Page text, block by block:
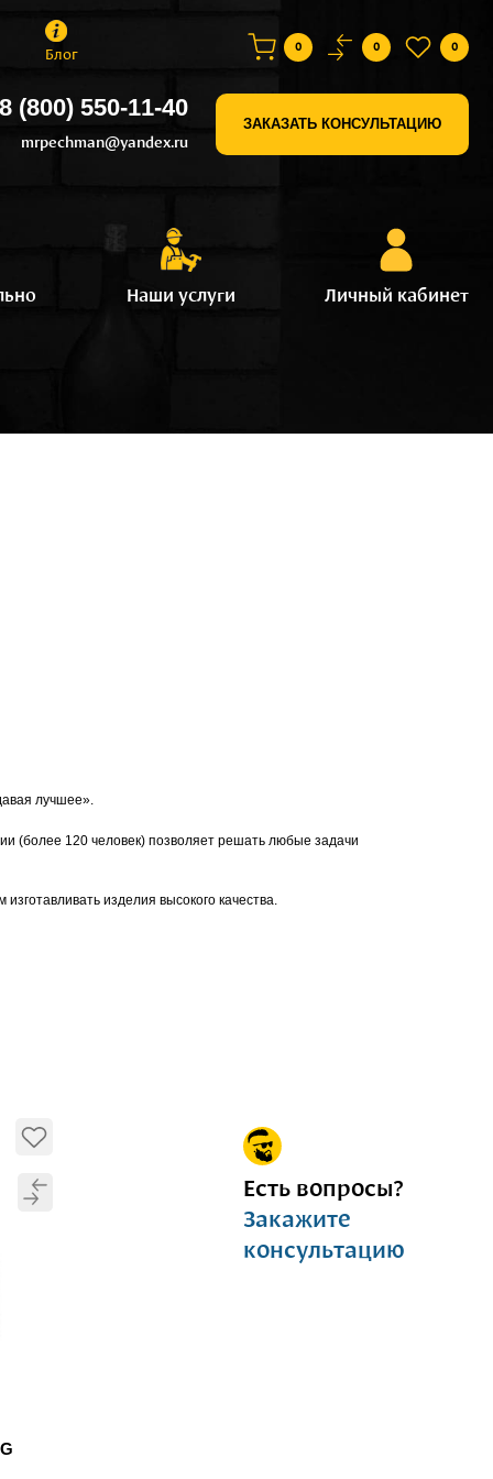
Блог 0 0 0
8 (800) 550-11-40
mrpechman@yandex.ru
ЗАКАЗАТЬ КОНСУЛЬТАЦИЮ
Наши услуги Личный кабинет
лучшее».
(более 120 человек) позволяет решать любые задачи
изделия высокого качества.
Есть вопросы?
Закажите
консультацию